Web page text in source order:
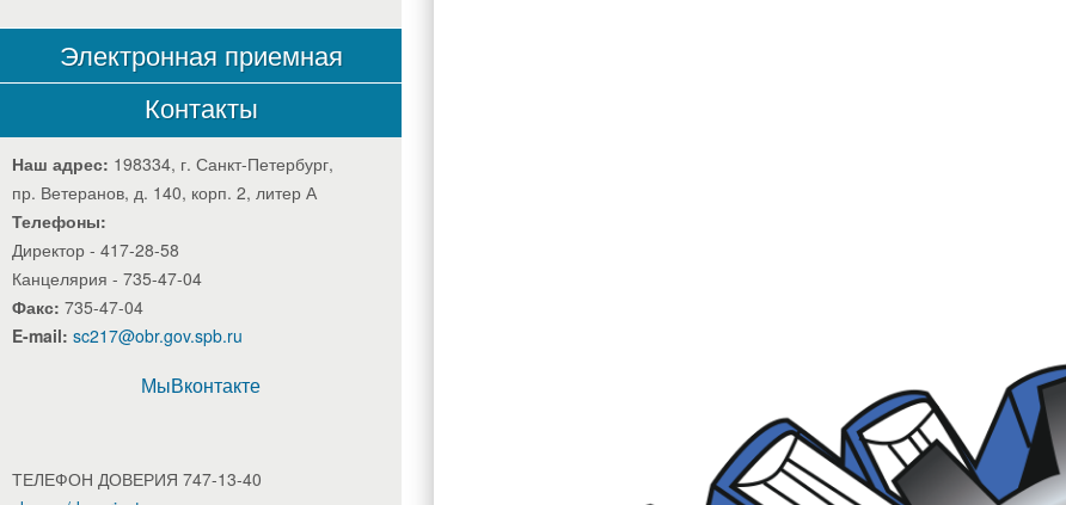
Электронная приемная
Контакты
Наш адрес: 198334, г. Санкт-Петербург,
пр. Ветеранов, д. 140, корп. 2, литер А
Телефоны:
Директор - 417-28-58
Канцелярия - 735-47-04
Факс: 735-47-04
E-mail: sc217@obr.gov.spb.ru
МыВконтакте
ТЕЛЕФОН ДОВЕРИЯ 747-13-40